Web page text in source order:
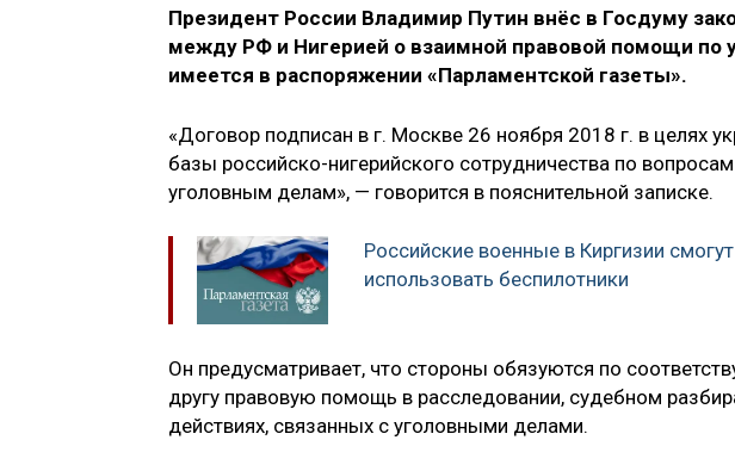
Президент России Владимир Путин внёс в Госдуму
между РФ и Нигерией о взаимной правовой помощи
имеется в распоряжении «Парламентской газеты».
«Договор подписан в г. Москве 26 ноября 2018 г. в целях
базы российско-нигерийского сотрудничества по
уголовным делам», — говорится в пояснительной записке.
Российские военные в Киргизии смогут
использовать беспилотники
Он предусматривает, что стороны обязуются по
другу правовую помощь в расследовании, судебном
действиях, связанных с уголовными делами.